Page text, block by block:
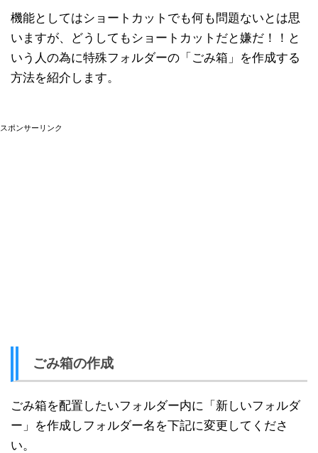
機能としてはショートカットでも何も問題ないとは思
いますが、どうしてもショートカットだと嫌だ！！と
いう人の為に特殊フォルダーの「ごみ箱」を作成する
方法を紹介します。
スポンサーリンク
ごみ箱の作成
ごみ箱を配置したいフォルダー内に「新しいフォルダ
ー」を作成しフォルダー名を下記に変更してくださ
い。